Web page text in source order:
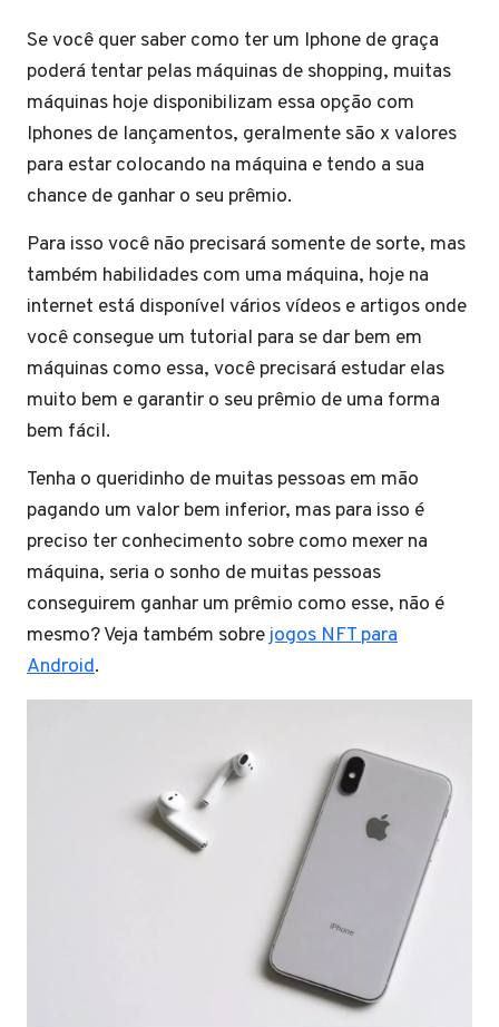
Se você quer saber como ter um Iphone de graça
poderá tentar pelas máquinas de shopping, muitas
máquinas hoje disponibilizam essa opção com
Iphones de lançamentos, geralmente são x valores
para estar colocando na máquina e tendo a sua
chance de ganhar o seu prêmio.
Para isso você não precisará somente de sorte, mas
também habilidades com uma máquina, hoje na
internet está disponível vários vídeos e artigos onde
você consegue um tutorial para se dar bem em
máquinas como essa, você precisará estudar elas
muito bem e garantir o seu prêmio de uma forma
bem fácil.
Tenha o queridinho de muitas pessoas em mão
pagando um valor bem inferior, mas para isso é
preciso ter conhecimento sobre como mexer na
máquina, seria o sonho de muitas pessoas
conseguirem ganhar um prêmio como esse, não é
mesmo? Veja também sobrejogos NFT para
Android.